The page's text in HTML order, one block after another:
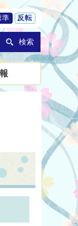
準 反転
検索